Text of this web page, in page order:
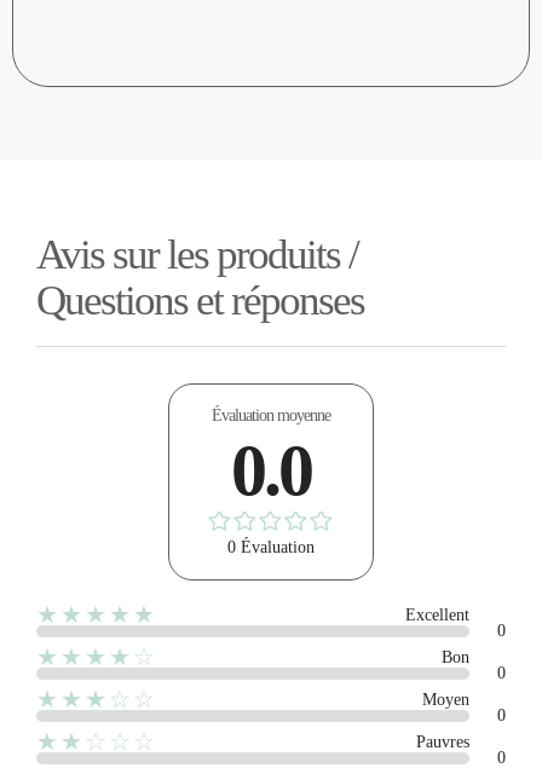
Avis sur les produits /
Questions et réponses
Évaluation moyenne
0.0
0 Évaluation
★★★★★
Excellent
0
★★★★☆
Bon
0
★★★☆☆
Moyen
0
★★☆☆☆
Pauvres
0